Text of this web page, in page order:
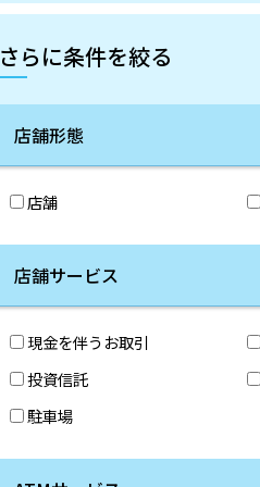
さらに条件を絞る
店舗形態
店舗
店舗サービス
現金を伴うお取引
投資信託
駐車場